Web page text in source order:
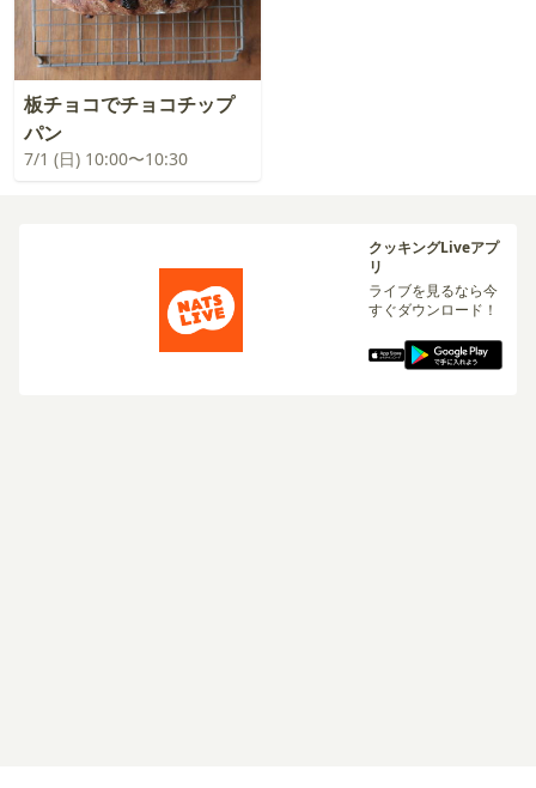
板チョコでチョコチップ
パン
7/1 (日) 10:00〜10:30
クッキングLiveアプ
リ
ライブを見るなら今
すぐダウンロード！